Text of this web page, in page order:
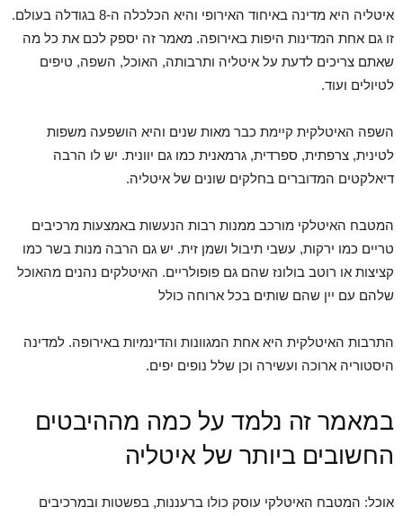
איטליה היא מדינה באיחוד האירופי והיא הכלכלה ה-8 בגודלה בעולם.
זו גם אחת המדינות היפות באירופה. מאמר זה יספק לכם את כל מה
שאתם צריכים לדעת על איטליה ותרבותה, האוכל, השפה, טיפים
לטיולים ועוד.
השפה האיטלקית קיימת כבר מאות שנים והיא הושפעה משפות
לטינית, צרפתית, ספרדית, גרמאנית כמו גם יוונית. יש לו הרבה
דיאלקטים המדוברים בחלקים שונים של איטליה.
המטבח האיטלקי מורכב ממנות רבות הנעשות באמצעות מרכיבים
טריים כמו ירקות, עשבי תיבול ושמן זית. יש גם הרבה מנות בשר כמו
קציצות או רוטב בולונז שהם גם פופולריים. האיטלקים נהנים מהאוכל
שלהם עם יין שהם שותים בכל ארוחה כולל
התרבות האיטלקית היא אחת המגוונות והדינמיות באירופה. למדינה
היסטוריה ארוכה ועשירה וכן שלל נופים יפים.
במאמר זה נלמד על כמה מההיבטים
החשובים ביותר של איטליה
אוכל: המטבח האיטלקי עוסק כולו ברעננות, בפשטות ובמרכיבים